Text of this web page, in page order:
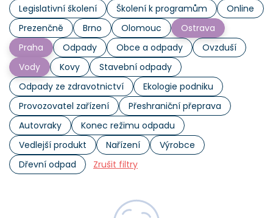
Legislativní školení Školení k programům
Online
Prezenčně
Brno Olomouc
Ostrava
Praha
Odpady Obce a odpady
Ovzduší
Vody
Kovy
Stavební odpady
Odpady ze zdravotnictví
Ekologie podniku
Provozovatel zařízení
Přeshraniční přeprava
Autovraky
Konec režimu odpadu
Vedlejší produkt
Nařízení
Výrobce
Dřevní odpad
Zrušit filtry